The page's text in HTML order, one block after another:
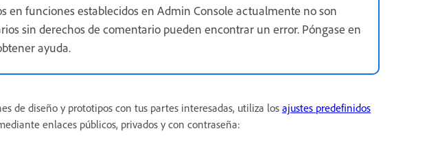
en funciones establecidos en Admin Console actualmente no son
sin derechos de comentario pueden encontrar un error. Póngase en
ayuda.
de diseño y prototipos con tus partes interesadas, utiliza los ajustes predefinidos
enlaces públicos, privados y con contraseña: